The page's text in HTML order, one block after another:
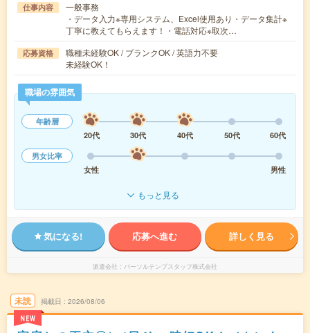
仕事内容
一般事務
・データ入力※専用システム、Excel使用あり・データ集計※
丁寧に教えてもらえます！・電話対応※取次…
応募資格
職種未経験OK / ブランクOK / 英語力不要
未経験OK！
職場の雰囲気
年齢層
20代
30代 40代 50代
60代
男女比率
女性
男性
もっと見る
気になる! 応募へ進む 詳しく見る
派遣会社 パーソルテンプスタッフ株式会社
未読
NEW
掲載日 2026/08/06